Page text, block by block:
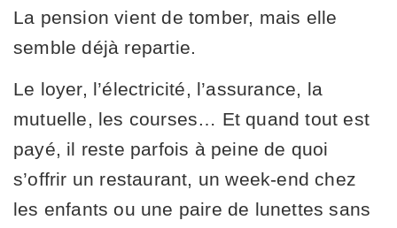
La pension vient de tomber, mais elle
semble déjà repartie.
Le loyer, l’électricité, l’assurance, la
mutuelle, les courses… Et quand tout est
payé, il reste parfois à peine de quoi
s’offrir un restaurant, un week-end chez
les enfants ou une paire de lunettes sans